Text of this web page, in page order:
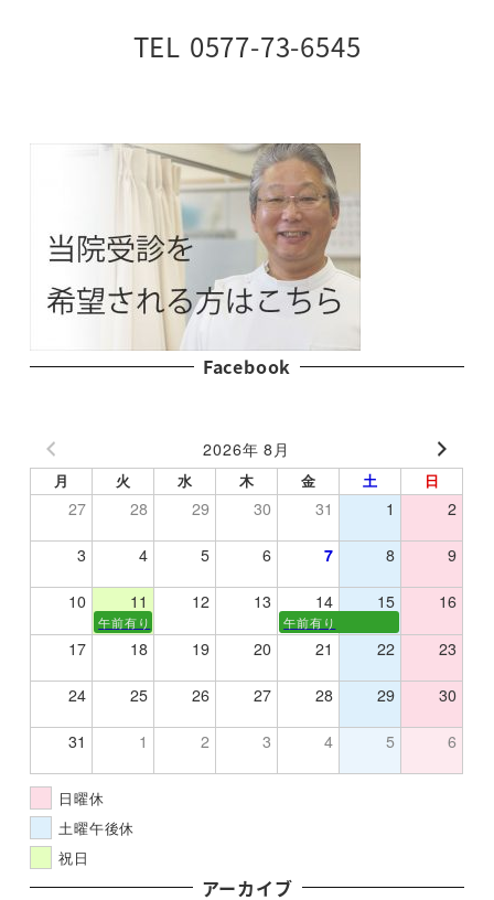
TEL 0577-73-6545
Facebook
2026年 8月
月 火 水 木 金 土 日
27 28 29 30 31 1 2
3 4 5 6 7 8 9
10 11 12 13 14 15 16
午前有り 午前有り
17 18 19 20 21 22 23
24 25 26 27 28 29 30
31 1 2 3 4 5 6
日曜休
土曜午後休
祝日
アーカイブ